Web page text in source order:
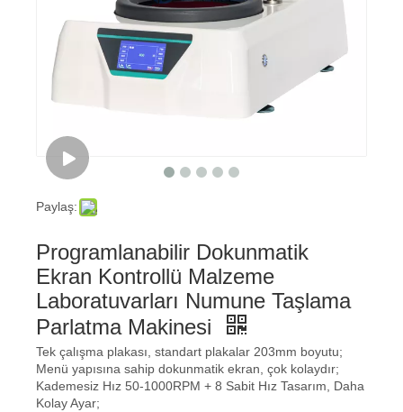
Paylaş:
Programlanabilir Dokunmatik
Ekran Kontrollü Malzeme
Laboratuvarları Numune Taşlama
Parlatma Makinesi
Tek çalışma plakası, standart plakalar 203mm boyutu;
Menü yapısına sahip dokunmatik ekran, çok kolaydır;
Kademesiz Hız 50-1000RPM + 8 Sabit Hız Tasarım, Daha
Kolay Ayar;